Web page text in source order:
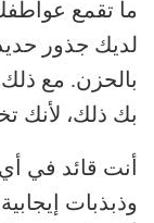
ما تقمع عواطفك
لديك جذور
بالحزن. مع
بك ذلك، لأنك
أنت قائد في
وذبذبات